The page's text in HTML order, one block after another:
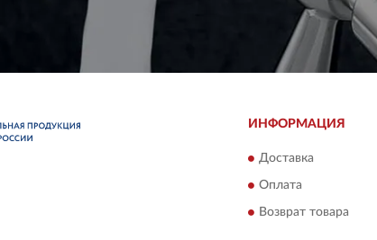
ИНФОРМАЦИЯ
Доставка
Оплата
Возврат товара